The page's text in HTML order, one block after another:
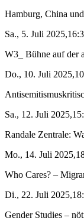
Hamburg, China
Sa., 5. Juli
W3_ Bühne auf der
Do., 10. Juli
Sa., 12. Juli
Randale Zentrale:
Mo., 14. Juli
Who Cares? –
Di., 22. Juli
Gender Studies –